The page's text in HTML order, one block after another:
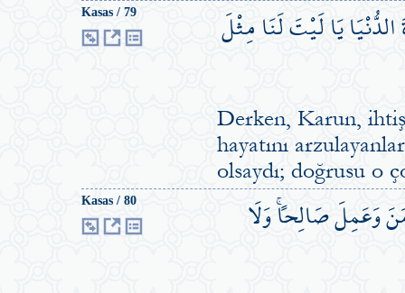
Kasas / 79 يَا لَيْتَ لَنَا مِثْلَ
Derken, Karun,
hayatını
olsaydı; doğrusu o
Kasas / 80 وَعَمِلَ صَالِحاًۚ وَلَا